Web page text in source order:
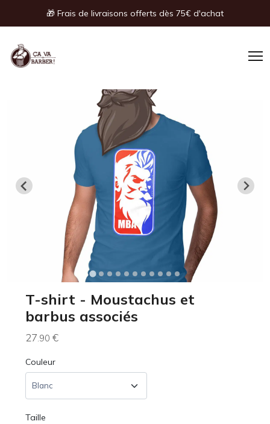
🎁 Frais de livraisons offerts dès 75€ d'achat
T-shirt - Moustachus et
barbus associés
27.90 €
Couleur
Taille
Panneau de gestion des cookies